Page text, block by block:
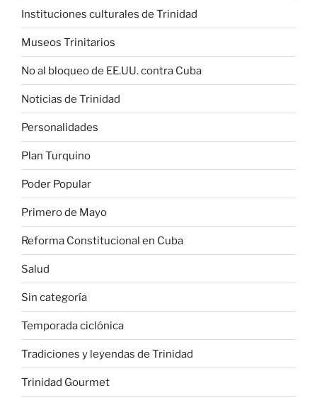
Instituciones culturales de Trinidad
Museos Trinitarios
No al bloqueo de EE.UU. contra Cuba
Noticias de Trinidad
Personalidades
Plan Turquino
Poder Popular
Primero de Mayo
Reforma Constitucional en Cuba
Salud
Sin categoría
Temporada ciclónica
Tradiciones y leyendas de Trinidad
Trinidad Gourmet